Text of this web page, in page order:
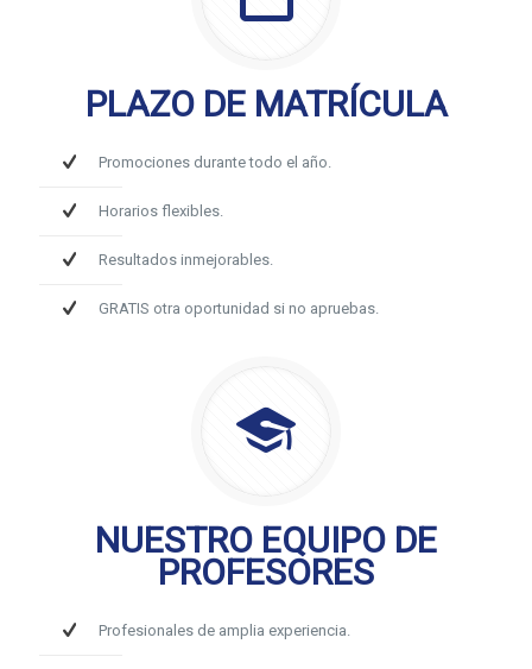
PLAZO DE MATRÍCULA
Promociones durante todo el año.
Horarios flexibles.
Resultados inmejorables.
GRATIS otra oportunidad si no apruebas.
NUESTRO EQUIPO DE
PROFESORES
Profesionales de amplia experiencia.